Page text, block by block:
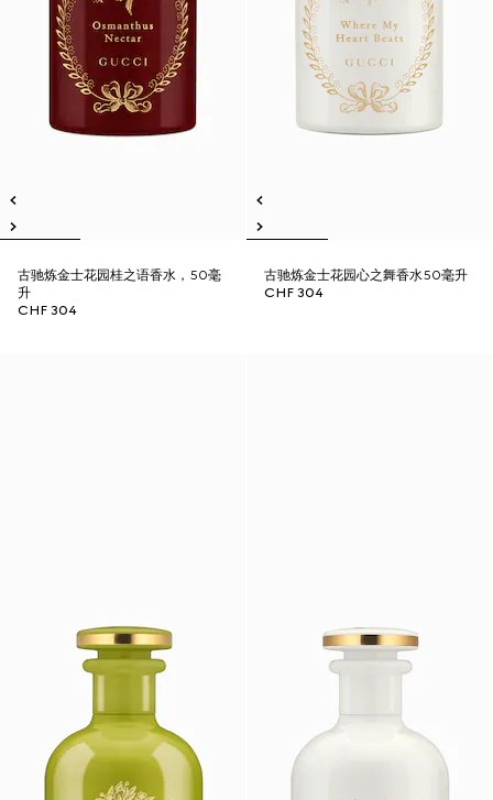
古驰炼金士花园桂之语香水，50毫
升
CHF 304
古驰炼金士花园心之舞香水50毫升
CHF 304